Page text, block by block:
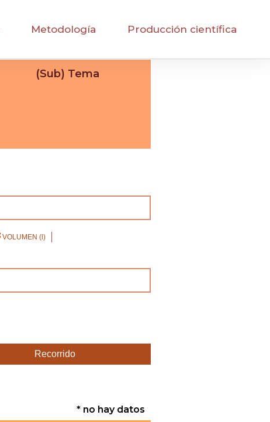
Metodología Producción científica
(Sub) Tema
VOLUMEN (l)
Recorrido
* no hay datos